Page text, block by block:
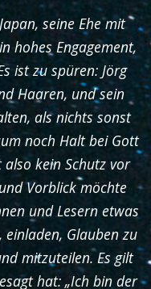
seine Ehe mit
hohes Engagement,
ist zu spüren: Jörg
Haaren, und sein
als nichts sonst
noch Halt bei Gott
kein Schutz vor
Vorblick möchte
und Lesern etwas
Glauben zu
mitzuteilen. Es gilt
hat: „Ich bin der